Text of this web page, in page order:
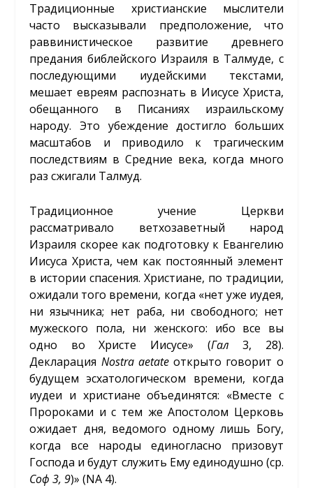
Традиционные христианские мыслители
часто высказывали предположение, что
раввинистическое развитие древнего
предания библейского Израиля в Талмуде, с
последующими иудейскими текстами,
мешает евреям распознать в Иисусе Христа,
обещанного в Писаниях израильскому
народу. Это убеждение достигло больших
масштабов и приводило к трагическим
последствиям в Средние века, когда много
раз сжигали Талмуд.
Традиционное учение Церкви
рассматривало ветхозаветный народ
Израиля скорее как подготовку к Евангелию
Иисуса Христа, чем как постоянный элемент
в истории спасения. Христиане, по традиции,
ожидали того времени, когда «нет уже иудея,
ни язычника; нет раба, ни свободного; нет
мужеского пола, ни женского: ибо все вы
одно во Христе Иисусе» (Гал 3, 28).
Декларация Nostra aetateоткрыто говорит о
будущем эсхатологическом времени, когда
иудеи и христиане объединятся: «Вместе с
Пророками и с тем же Апостолом Церковь
ожидает дня, ведомого одному лишь Богу,
когда все народы единогласно призовут
Господа и будут служить Ему единодушно (ср.
Соф 3, 9)» (NA 4).